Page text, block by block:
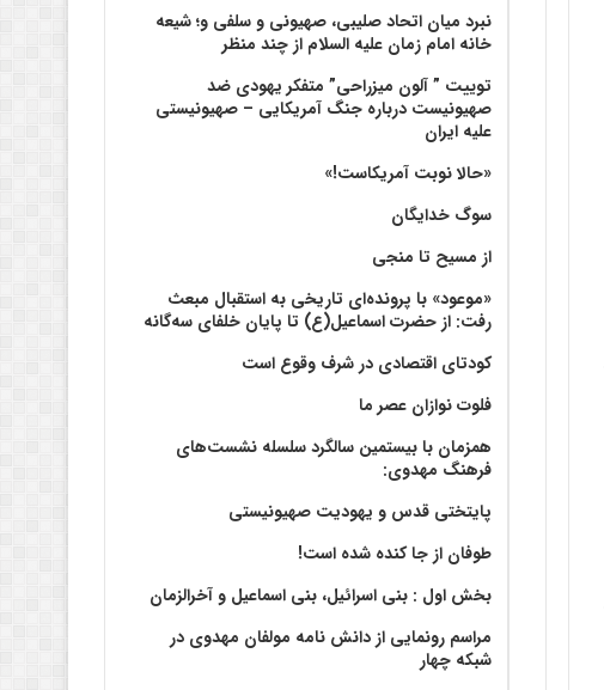
نبرد میان اتحاد صلیبی، صهیونی و سلفی و؛ شیعه
خانه امام زمان علیه السلام از چند منظر
توییت ” آلون میزراحی” متفکر یهودی ضد
صهیونیست درباره جنگ آمریکایی – صهیونیستی
علیه ایران
«حالا نوبت آمریکاست!»
سوگ خدایگان
از مسیح تا منجی
«موعود» با پرونده‌ای تاریخی به استقبال مبعث
رفت: از حضرت اسماعیل(ع) تا پایان خلفای سه‌گانه
کودتای اقتصادی در شرف وقوع است
فلوت نوازان عصر ما
همزمان با بیستمین سالگرد سلسله نشست‌های
فرهنگ مهدوی:‌
پایتختی قدس و یهودیت صهیونیستی
طوفان از جا کنده شده است!
بخش اول : بنی اسرائیل، بنی اسماعیل و آخرالزمان
مراسم رونمایی از دانش نامه مولفان مهدوی در
شبکه چهار